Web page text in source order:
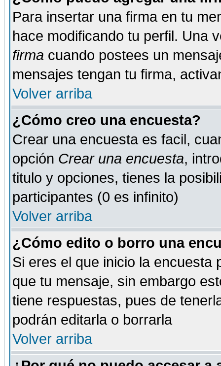
Para insertar una firma en tu
hace modificando tu perfil. Una
firma cuando postees un
mensajes tengan tu firma,
Volver arriba
¿Cómo creo una encuesta?
Crear una encuesta es facil,
opción Crear una encuesta,
titulo y opciones, tienes la
participantes (0 es infinito)
Volver arriba
¿Cómo edito o borro una
Si eres el que inicio la encuesta
que tu mensaje, sin embargo
tiene respuestas, pues de
podrán editarla o borrarla
Volver arriba